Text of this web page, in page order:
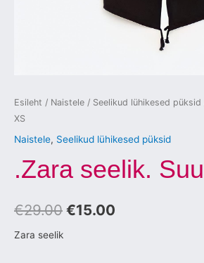
Esileht / Naistele / Seelikud lühikesed püksid
XS
Naistele, Seelikud lühikesed püksid
.Zara seelik.
€29.00 €15.00
Zara seelik